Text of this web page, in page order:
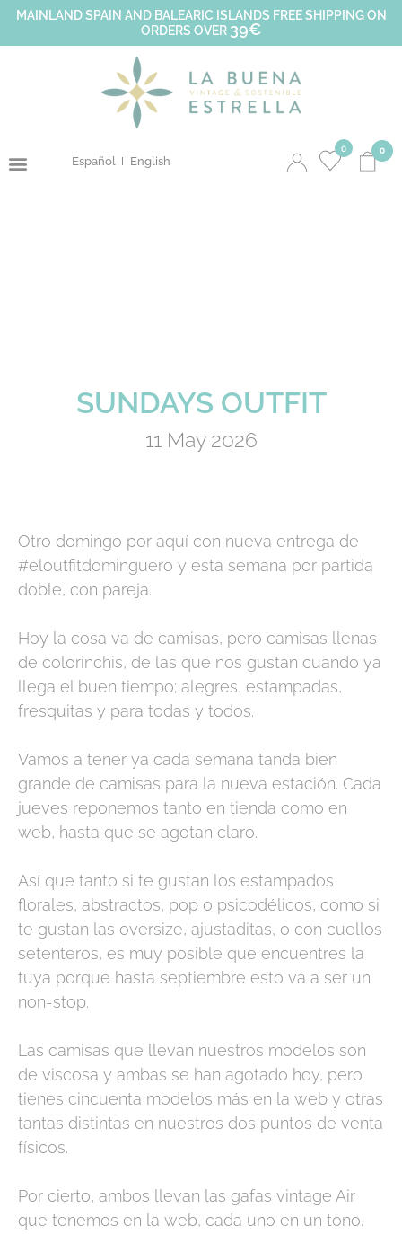
MAINLAND SPAIN AND BALEARIC ISLANDS FREE SHIPPING ON
ORDERS OVER 39€
Español English
0 0
SUNDAYS OUTFIT
11 May 2026
Otro domingo por aquí con nueva entrega de
#eloutfitdominguero y esta semana por partida
doble, con pareja.
Hoy la cosa va de camisas, pero camisas llenas
de colorinchis, de las que nos gustan cuando ya
llega el buen tiempo; alegres, estampadas,
fresquitas y para todas y todos.
Vamos a tener ya cada semana tanda bien
grande de camisas para la nueva estación. Cada
jueves reponemos tanto en tienda como en
web, hasta que se agotan claro.
Así que tanto si te gustan los estampados
florales, abstractos, pop o psicodélicos, como si
te gustan las oversize, ajustaditas, o con cuellos
setenteros, es muy posible que encuentres la
tuya porque hasta septiembre esto va a ser un
non-stop.
Las camisas que llevan nuestros modelos son
de viscosa y ambas se han agotado hoy, pero
tienes cincuenta modelos más en la web y otras
tantas distintas en nuestros dos puntos de venta
físicos.
Por cierto, ambos llevan las gafas vintage Air
que tenemos en la web, cada uno en un tono.